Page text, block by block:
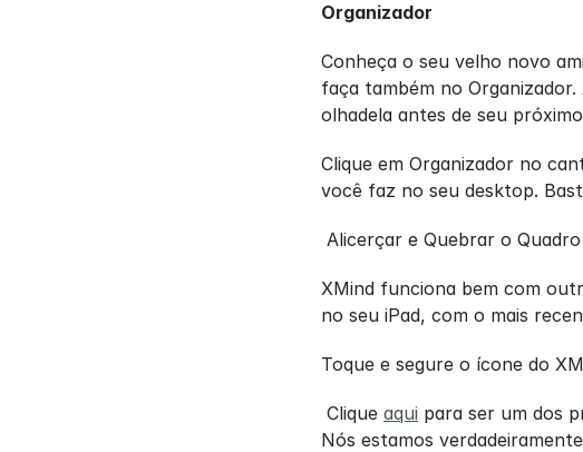
Organizador
Conheça o seu velho novo
faça também no
olhadela antes de seu
Clique em Organizador no
você faz no seu desktop.
Alicerçar e Quebrar o Quadro
XMind funciona bem com
no seu iPad, com o mais
Toque e segure o ícone do
Clique aqui para ser um dos
Nós estamos